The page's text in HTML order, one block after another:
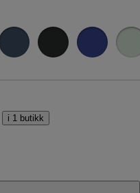
i 1 butikk